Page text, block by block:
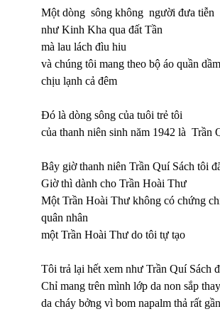
Một dòng sông không người đưa tiễn
như Kinh Kha qua đất Tần
mà lau lách đìu hiu
và chúng tôi mang theo bộ áo quần
chịu lạnh cả đêm
Đó là dòng sông của tuôi trẻ tôi
của thanh niên sinh năm 1942 là Trần
Bây giờ thanh niên Trần Quí Sách tôi
Giờ thì dành cho Trần Hoài Thư
Một Trần Hoài Thư không có chứng
quân nhân
một Trần Hoài Thư do tôi tự tạo
Tôi trả lại hết xem như Trần Quí Sách
Chỉ mang trên mình lớp da non sắp
da cháy bởng vì bom napalm thả rất gần